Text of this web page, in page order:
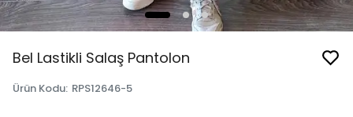
Bel Lastikli Salaş Pantolon
Ürün Kodu: RPS12646-5